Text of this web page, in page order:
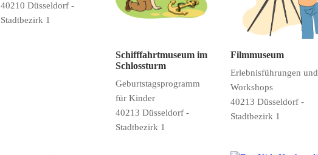
40210 Düsseldorf -
Stadtbezirk 1
Schifffahrtmuseum im
Schlossturm
Geburtstagsprogramm
für Kinder
40213 Düsseldorf -
Stadtbezirk 1
Filmmuseum
Erlebnisführungen und
Workshops
40213 Düsseldorf -
Stadtbezirk 1